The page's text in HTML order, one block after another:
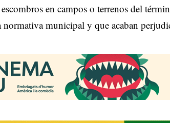
en campos o terrenos del
normativa municipal y que acaban